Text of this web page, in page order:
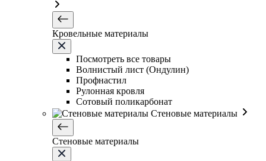
Кровельные материалы
Посмотреть все товары
Волнистый лист (Ондулин)
Профнастил
Рулонная кровля
Сотовый поликарбонат
Стеновые материалы
Стеновые материалы